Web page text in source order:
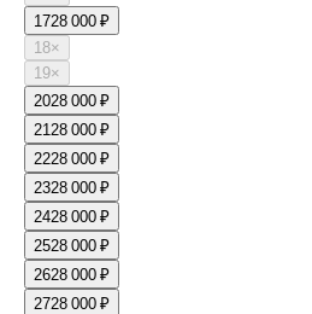
1728 000 ₽
18×
19×
2028 000 ₽
2128 000 ₽
2228 000 ₽
2328 000 ₽
2428 000 ₽
2528 000 ₽
2628 000 ₽
2728 000 ₽